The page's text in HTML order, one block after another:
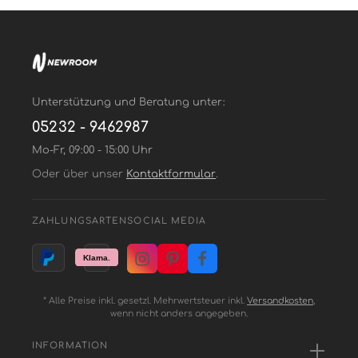
Unterstützung und Beratung unter:
05232 - 9462987
Mo-Fr, 09:00 - 15:00 Uhr
Oder über unser Kontaktformular.
ZAHLUNGSARTEN SOCIAL MEDIA
* Alle Preise inkl. gesetzl. Mehrwertsteuer inkl. Versandkosten,
wenn nicht anders angegeben.
INFORMATION